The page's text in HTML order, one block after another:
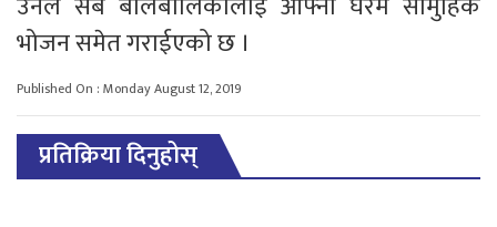
भोजन समेत गराईएको छ ।
Published On : Monday August 12, 2019
प्रतिक्रिया दिनुहोस्